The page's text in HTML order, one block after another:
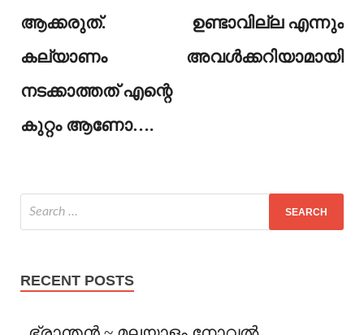
ആക്കരുത്.
കല്യാണം
നടക്കാത്തത് എന്റെ
കുറ്റം ആണോ….
ഉണ്ടാവില്ല എന്നും
RECENT POSTS